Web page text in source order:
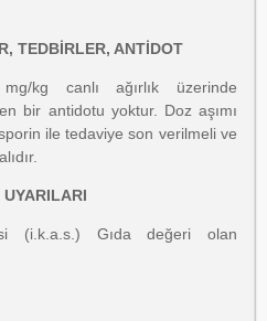
TEDBİRLER, ANTİDOT
kg canlı ağırlık üzerinde
bir antidotu yoktur. Doz aşımı
ile tedaviye son verilmeli ve
(i.k.a.s.) Gıda değeri olan